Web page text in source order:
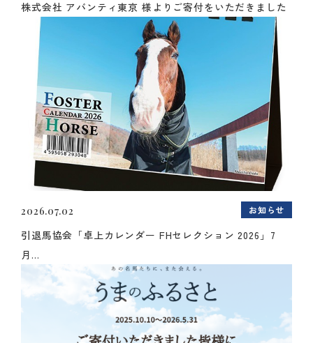
株式会社 アバンティ東京 様よりご寄付をいただきました
2026.07.02 お知らせ
引退馬協会「卓上カレンダー FHセレクション 2026」7
月...